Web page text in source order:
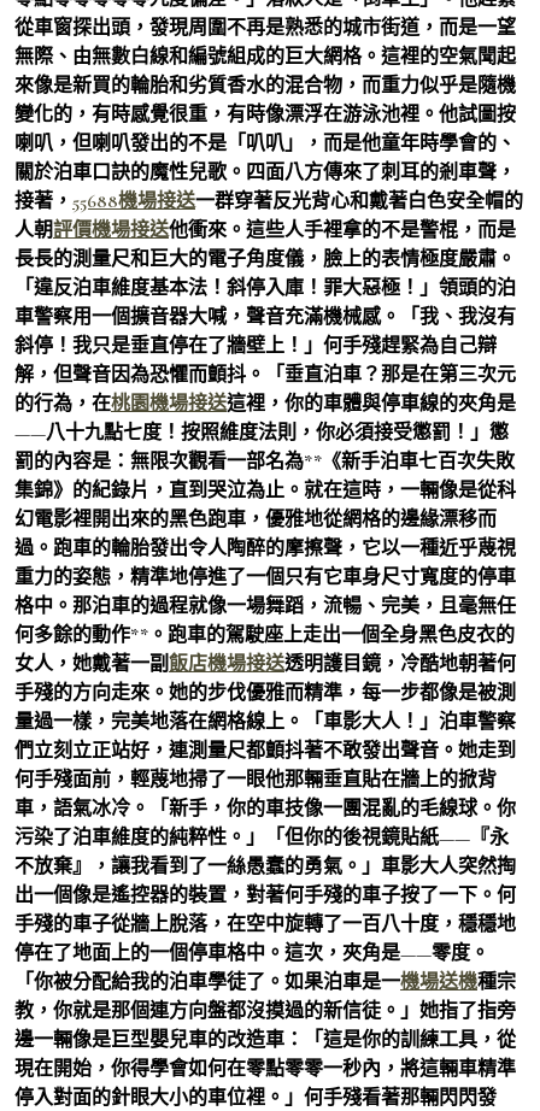
從車窗探出頭，發現周圍不再是熟悉的城市街道，而是一望
無際、由無數白線和編號組成的巨大網格。這裡的空氣聞起
來像是新買的輪胎和劣質香水的混合物，而重力似乎是隨機
變化的，有時感覺很重，有時像漂浮在游泳池裡。他試圖按
喇叭，但喇叭發出的不是「叭叭」，而是他童年時學會的、
關於泊車口訣的魔性兒歌。四面八方傳來了刺耳的剎車聲，
接著， 55688機場接送一群穿著反光背心和戴著白色安全帽的
人朝評價機場接送他衝來。這些人手裡拿的不是警棍，而是
長長的測量尺和巨大的電子角度儀，臉上的表情極度嚴肅。
「違反泊車維度基本法！斜停入庫！罪大惡極！」領頭的泊
車警察用一個擴音器大喊，聲音充滿機械感。「我、我沒有
斜停！我只是垂直停在了牆壁上！」何手殘趕緊為自己辯
解，但聲音因為恐懼而顫抖。「垂直泊車？那是在第三次元
的行為，在桃園機場接送這裡，你的車體與停車線的夾角是
——八十九點七度！按照維度法則，你必須接受懲罰！」懲
罰的內容是：無限次觀看一部名為**《新手泊車七百次失敗
集錦》的紀錄片，直到哭泣為止。就在這時，一輛像是從科
幻電影裡開出來的黑色跑車，優雅地從網格的邊緣漂移而
過。跑車的輪胎發出令人陶醉的摩擦聲，它以一種近乎蔑視
重力的姿態，精準地停進了一個只有它車身尺寸寬度的停車
格中。那泊車的過程就像一場舞蹈，流暢、完美，且毫無任
何多餘的動作**。跑車的駕駛座上走出一個全身黑色皮衣的
女人，她戴著一副飯店機場接送透明護目鏡，冷酷地朝著何
手殘的方向走來。她的步伐優雅而精準，每一步都像是被測
量過一樣，完美地落在網格線上。「車影大人！」泊車警察
們立刻立正站好，連測量尺都顫抖著不敢發出聲音。她走到
何手殘面前，輕蔑地掃了一眼他那輛垂直貼在牆上的掀背
車，語氣冰冷。「新手，你的車技像一團混亂的毛線球。你
污染了泊車維度的純粹性。」「但你的後視鏡貼紙——『永
不放棄』，讓我看到了一絲愚蠢的勇氣。」車影大人突然掏
出一個像是遙控器的裝置，對著何手殘的車子按了一下。何
手殘的車子從牆上脫落，在空中旋轉了一百八十度，穩穩地
停在了地面上的一個停車格中。這次，夾角是——零度。
「你被分配給我的泊車學徒了。如果泊車是一機場送機種宗
教，你就是那個連方向盤都沒摸過的新信徒。」她指了指旁
邊一輛像是巨型嬰兒車的改造車：「這是你的訓練工具，從
現在開始，你得學會如何在零點零零一秒內，將這輛車精準
停入對面的針眼大小的車位裡。」何手殘看著那輛閃閃發